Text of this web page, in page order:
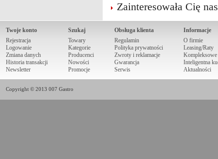
Zainteresowała Cię
Twoje konto
Rejestracja
Logowanie
Zmiana danych
Historia transakcji
Newsletter
Szukaj
Towary
Kategorie
Producenci
Nowości
Promocje
Obsługa klienta
Regulamin
Polityka prywatności
Zwroty i reklamacje
Gwarancja
Serwis
Informacje
O firmie
Leasing/Raty
Kompleksowe
Inteligentna
Aktualności
Copyright © 2013 007 Gastro